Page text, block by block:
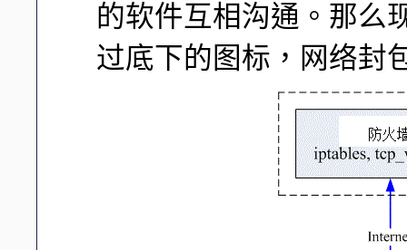
的软件互相沟通。那么
过底下的图标，网络封